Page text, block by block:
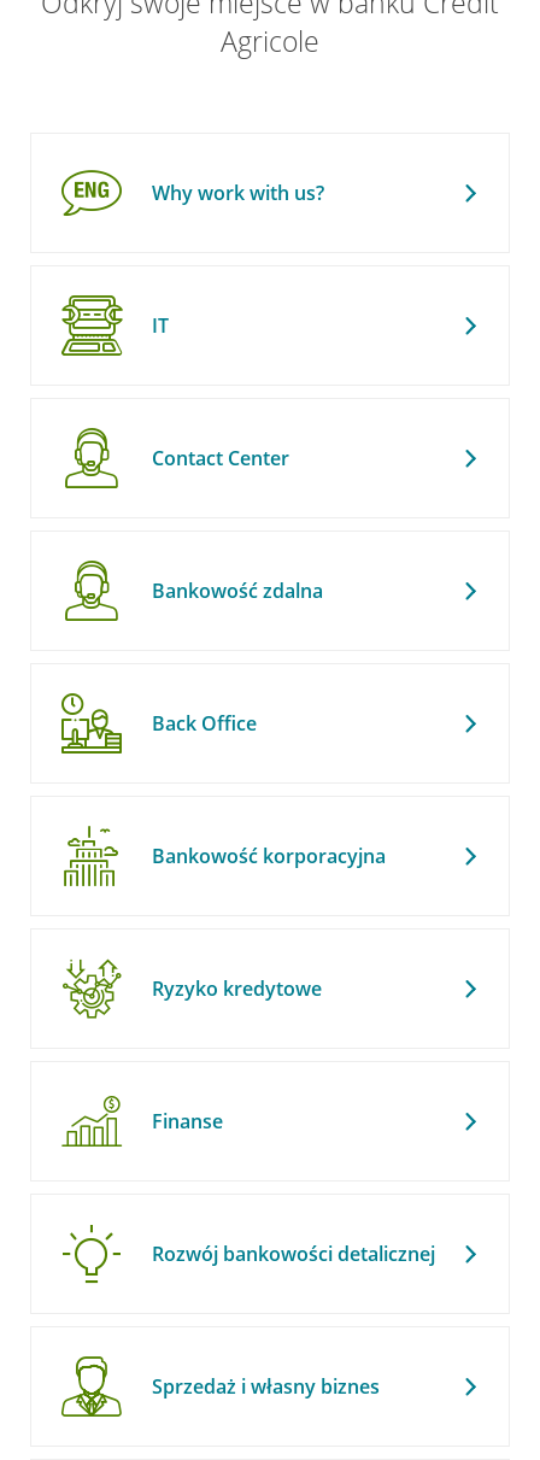
Agricole
Why work with us?
IT
Contact Center
Bankowość zdalna
Back Office
Bankowość korporacyjna
Ryzyko kredytowe
Finanse
Rozwój bankowości detalicznej
Sprzedaż i własny biznes